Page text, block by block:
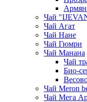
Чай
Чай Агат
Чай Нане
Чай Гюмри
Чай Манана
Чай
Био-
Чай Meron
Чай Мега